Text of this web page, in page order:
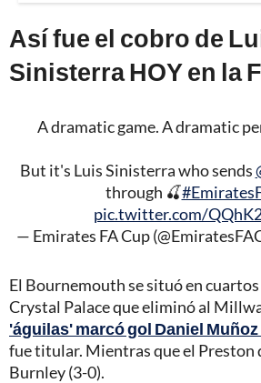
Así fue el cobro de
Sinisterra HOY en la
A dramatic game. A dramatic
But it's Luis Sinisterra who sends
through 🍒
pic.twitter.com/
— Emirates FA Cup
El Bournemouth se situó en
Crystal Palace que eliminó al
'águilas' marcó gol Daniel Muñoz
fue titular. Mientras que el Preston
Burnley (3-0).